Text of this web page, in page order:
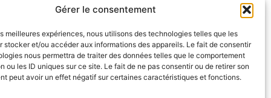
Gérer le consentement
meilleures expériences, nous utilisons des technologies telles que les
stocker et/ou accéder aux informations des appareils. Le fait de consentir
nous permettra de traiter des données telles que le comportement
ou les ID uniques sur ce site. Le fait de ne pas consentir ou de retirer son
peut avoir un effet négatif sur certaines caractéristiques et fonctions.